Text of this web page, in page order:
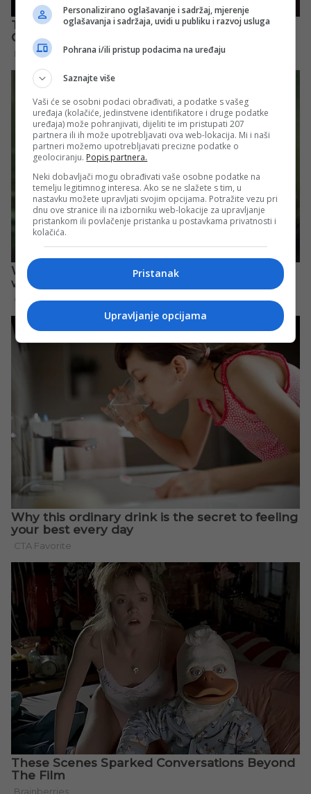
Personalizirano oglašavanje i sadržaj, mjerenje
oglašavanja i sadržaja, uvidi u publiku i razvoj usluga
Pohrana i/ili pristup podacima na uređaju
Saznajte više
Vaši će se osobni podaci obrađivati, a podatke s vašeg
uređaja (kolačiće, jedinstvene identifikatore i druge podatke
uređaja) može pohranjivati, dijeliti te im pristupati 207
partnera ili ih može upotrebljavati ova web-lokacija. Mi i naši
partneri možemo upotrebljavati precizne podatke o
geolociranju. Popis partnera.
Neki dobavljači mogu obrađivati vaše osobne podatke na
temelju legitimnog interesa. Ako se ne slažete s tim, u
nastavku možete upravljati svojim opcijama. Potražite vezu pri
dnu ove stranice ili na izborniku web-lokacije za upravljanje
pristankom ili povlačenje pristanka u postavkama privatnosti i
kolačića.
Pristanak
Upravljanje opcijama